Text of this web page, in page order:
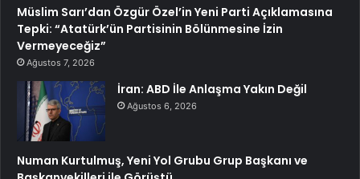
Müslim Sarı’dan Özgür Özel’in Yeni Parti Açıklamasına
Tepki: “Atatürk’ün Partisinin Bölünmesine İzin
Vermeyeceğiz”
Ağustos 7, 2026
İran: ABD İle Anlaşma Yakın Değil
Ağustos 6, 2026
Numan Kurtulmuş, Yeni Yol Grubu Grup Başkanı ve